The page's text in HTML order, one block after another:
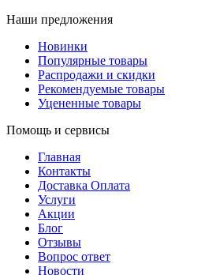
Наши предложения
Новинки
Популярные товары
Распродажи и скидки
Рекомендуемые товары
Уцененные товары
Помощь и сервисы
Главная
Контакты
Доставка Оплата
Услуги
Акции
Блог
Отзывы
Вопрос ответ
Новости